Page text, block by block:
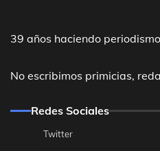
39 años haciendo periodismo
No escribimos primicias,
Redes Sociales
Twitter